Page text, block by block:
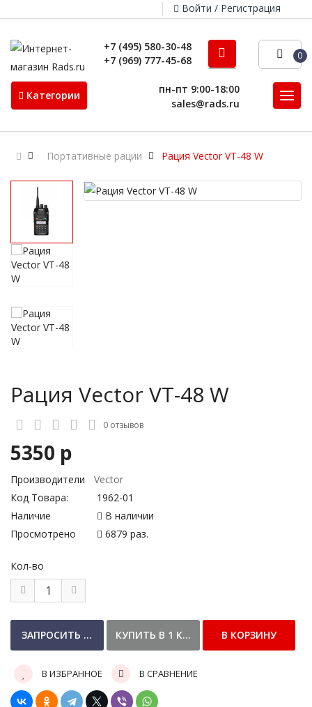
Войти / Регистрация
+7 (495) 580-30-48
+7 (969) 777-45-68
0
Категории
пн-пт 9:00-18:00
sales@rads.ru
Портативные рации Рация Vector VT-48 W
Рация Vector VT-48 W
0 отзывов
5350 р
Производители
Vector
Код Товара:
1962-01
Наличие
В наличии
Просмотрено
6879 раз.
Кол-во
В ИЗБРАННОЕ В СРАВНЕНИЕ